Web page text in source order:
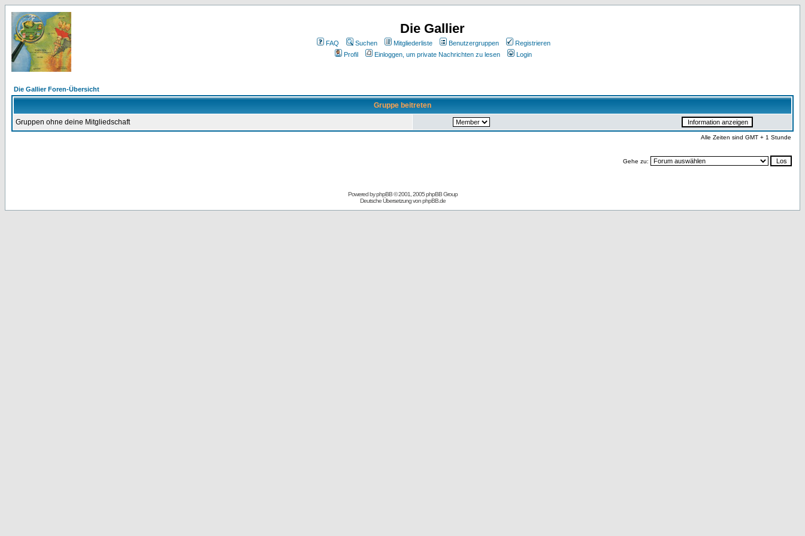
Die Gallier
FAQ Suchen Mitgliederliste Benutzergruppen
Registrieren
Profil
Einloggen, um private Nachrichten zu lesen Login
Die Gallier Foren-Übersicht
Gruppe beitreten
Gruppen ohne deine Mitgliedschaft
Alle Zeiten sind GMT + 1 Stunde
Gehe zu:
Powered byphpBB© 2001, 2005 phpBB Group
Deutsche Übersetzung vonphpBB.de